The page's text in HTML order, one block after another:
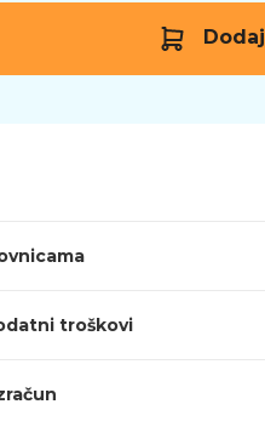
Dodaj
troškovi